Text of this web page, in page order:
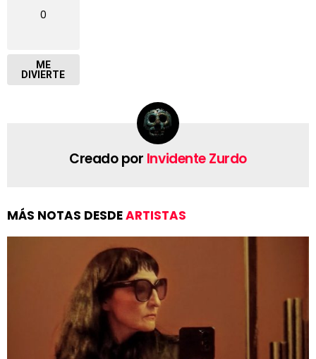
0
ME
DIVIERTE
Creado por Invidente Zurdo
MÁS NOTAS DESDEARTISTAS